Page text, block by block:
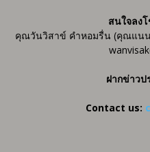
สนใจลง
คุณวันวิสาข์ คำหอมรื่น (คุณแนน
ฝากข่าว
Contact us: